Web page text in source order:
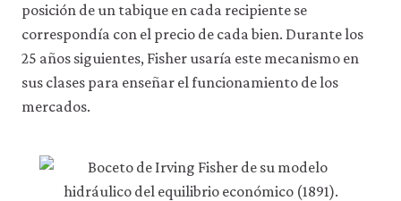
web.
Estas
cookies
solo
se
aceptas.
posición de un tabique en cada recipiente se
correspondía con el precio de cada bien. Durante los
25 años siguientes, Fisher usaría este mecanismo en
sus clases para enseñar el funcionamiento de los
mercados.